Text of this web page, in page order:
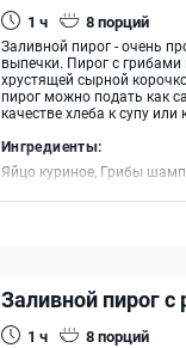
1 ч 8порций
Заливной пирог - очень
выпечки. Пирог с
хрустящей сырной
пирог можно подать как
качестве хлеба к супу или
Ингредиенты:
Яйцо куриное, Грибы
Заливной пирог
1 ч 8порций